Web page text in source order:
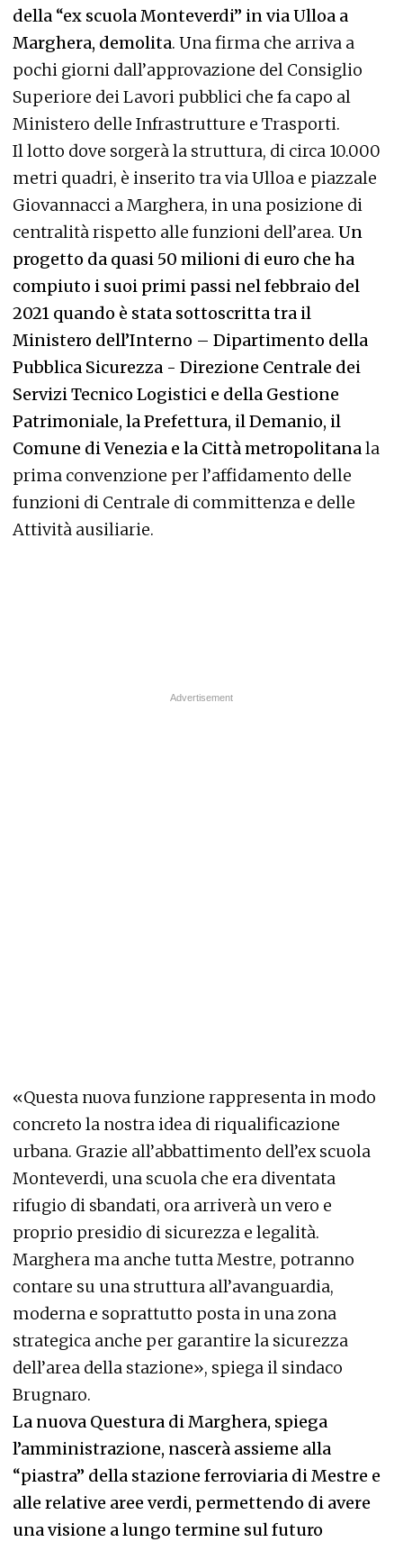
della “ex scuola Monteverdi” in via Ulloa a
Marghera, demolita. Una firma che arriva a
pochi giorni dall’approvazione del Consiglio
Superiore dei Lavori pubblici che fa capo al
Ministero delle Infrastrutture e Trasporti.
Il lotto dove sorgerà la struttura, di circa 10.000
metri quadri, è inserito tra via Ulloa e piazzale
Giovannacci a Marghera, in una posizione di
centralità rispetto alle funzioni dell’area. Un
progetto da quasi 50 milioni di euro che ha
compiuto i suoi primi passi nel febbraio del
2021 quando è stata sottoscritta tra il
Ministero dell’Interno – Dipartimento della
Pubblica Sicurezza - Direzione Centrale dei
Servizi Tecnico Logistici e della Gestione
Patrimoniale, la Prefettura, il Demanio, il
Comune di Venezia e la Città metropolitanala
prima convenzione per l’affidamento delle
funzioni di Centrale di committenza e delle
Attività ausiliarie.
«Questa nuova funzione rappresenta in modo
concreto la nostra idea di riqualificazione
urbana. Grazie all’abbattimento dell’ex scuola
Monteverdi, una scuola che era diventata
rifugio di sbandati, ora arriverà un vero e
proprio presidio di sicurezza e legalità.
Marghera ma anche tutta Mestre, potranno
contare su una struttura all’avanguardia,
moderna e soprattutto posta in una zona
strategica anche per garantire la sicurezza
dell’area della stazione», spiega il sindaco
Brugnaro.
La nuova Questura di Marghera, spiega
l’amministrazione, nascerà assieme alla
“piastra” della stazione ferroviaria di Mestre e
alle relative aree verdi, permettendo di avere
una visione a lungo termine sul futuro